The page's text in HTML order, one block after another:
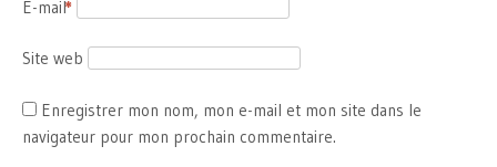
E-mail
*
Site web
Enregistrer mon nom, mon e-mail et mon site dans le
navigateur pour mon prochain commentaire.